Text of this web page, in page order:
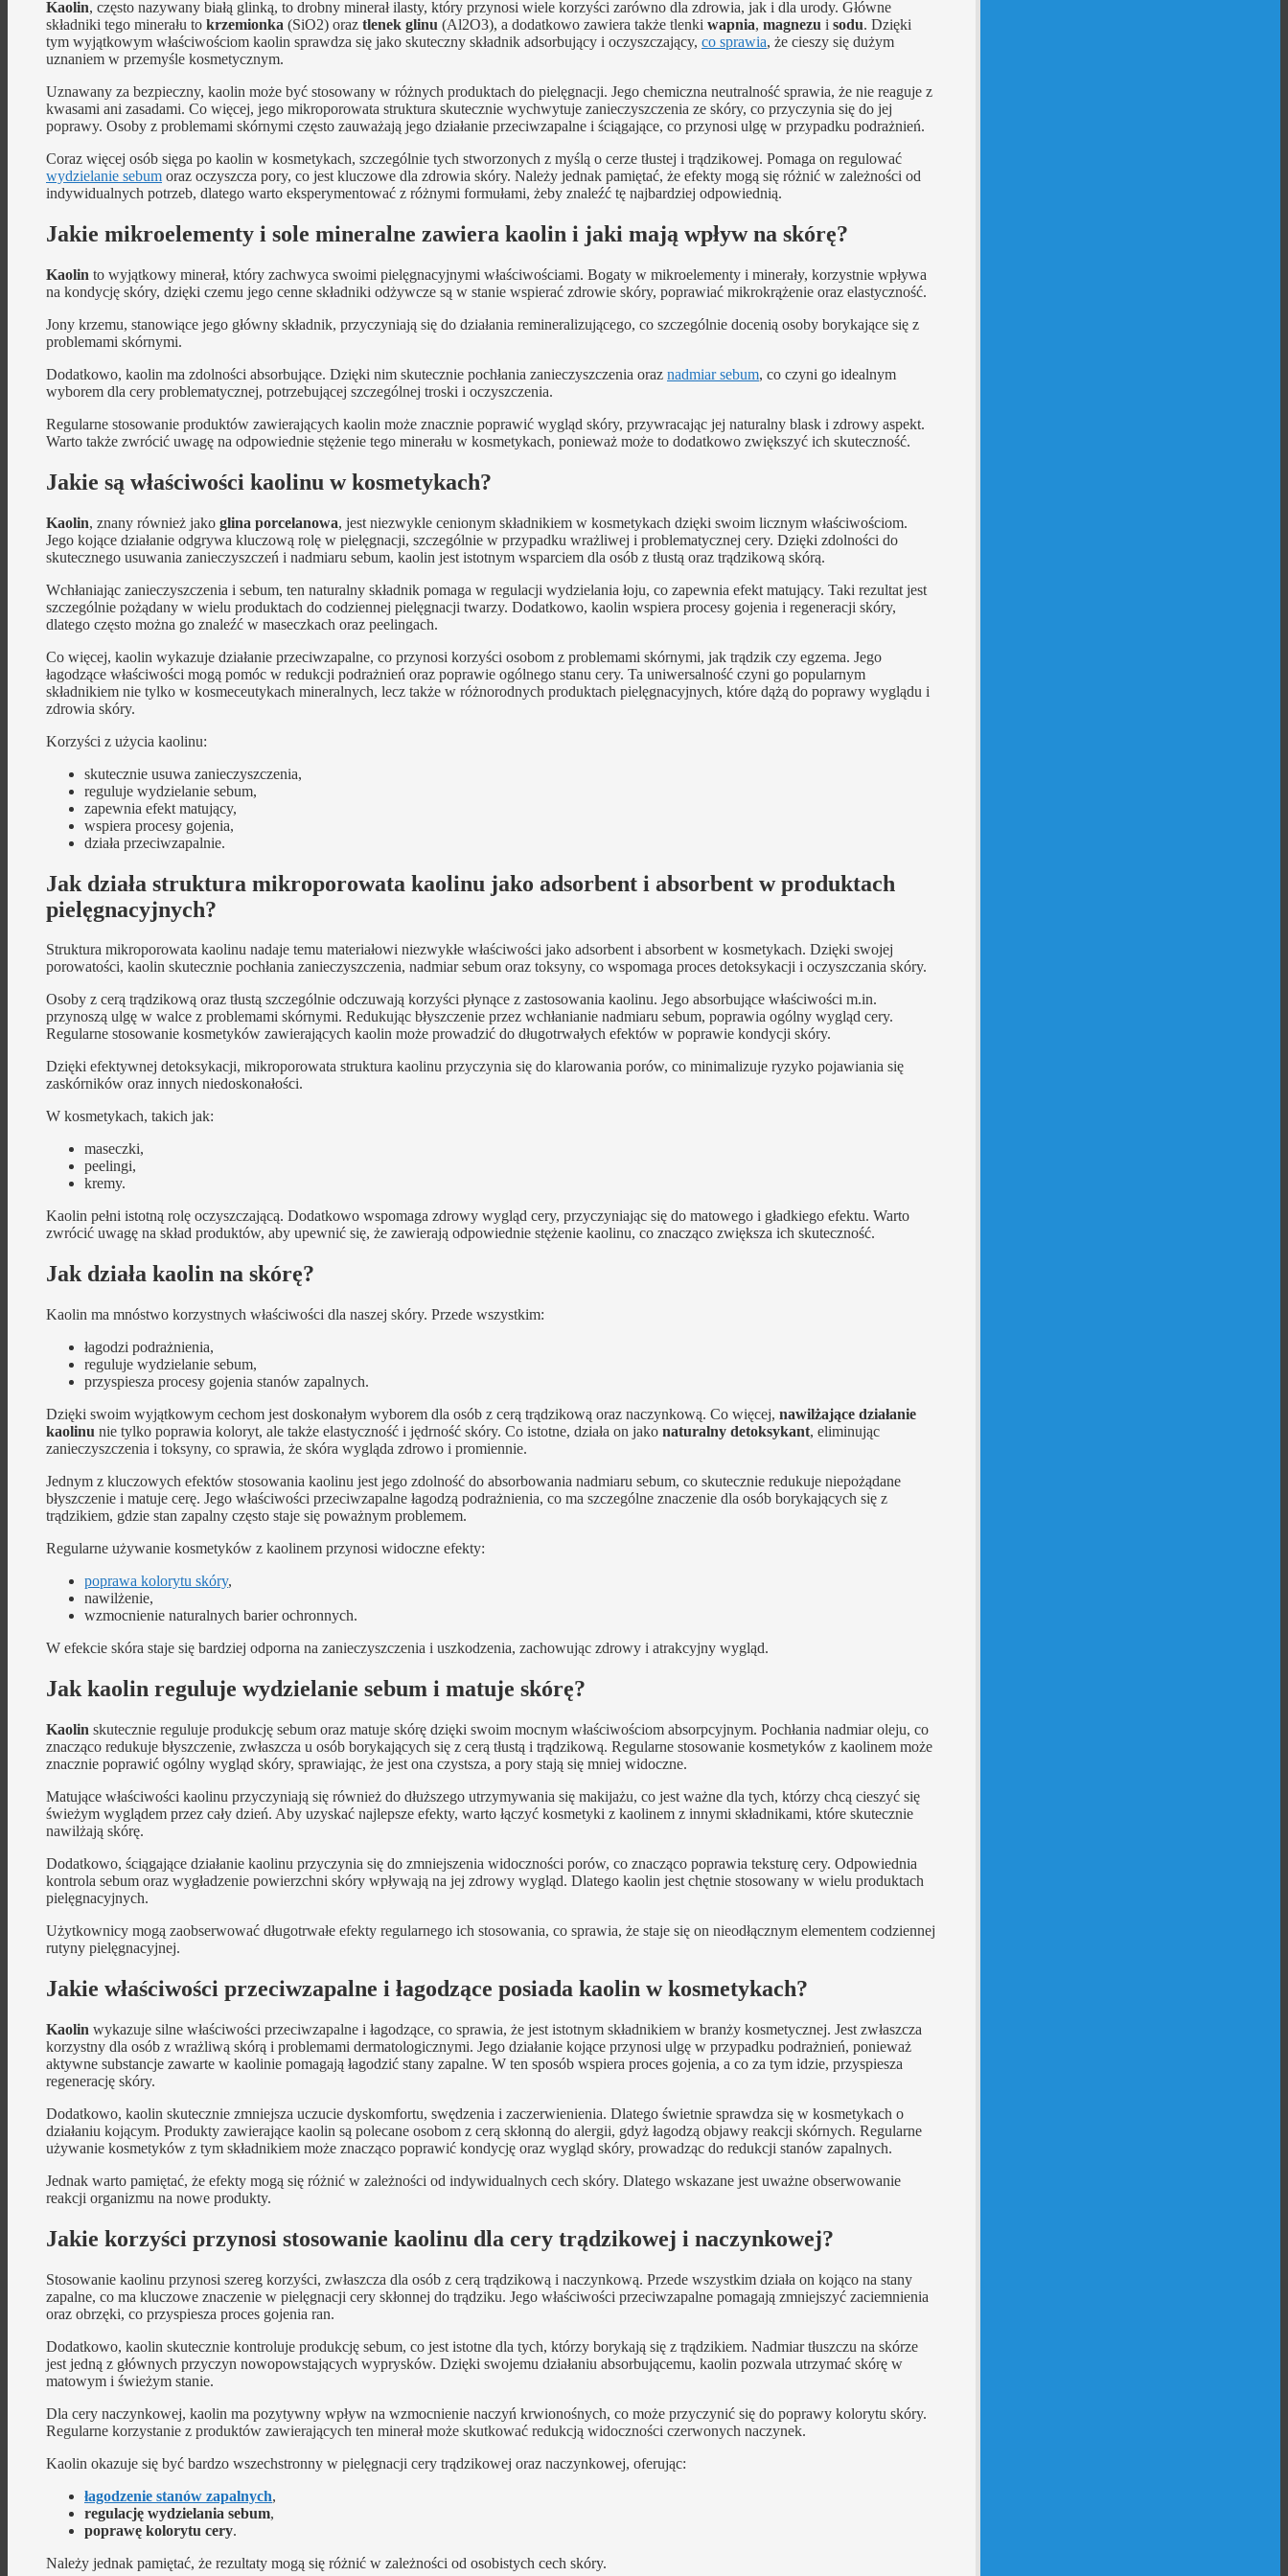
Kaolin, często nazywany białą glinką, to drobny minerał ilasty, który przynosi wiele korzyści zarówno dla zdrowia, jak i dla urody. Główne
składniki tego minerału to krzemionka (SiO2) oraz tlenek glinu (Al2O3), a dodatkowo zawiera także tlenki wapnia, magnezu i sodu. Dzięki
tym wyjątkowym właściwościom kaolin sprawdza się jako skuteczny składnik adsorbujący i oczyszczający, co sprawia, że cieszy się dużym
uznaniem w przemyśle kosmetycznym.
Uznawany za bezpieczny, kaolin może być stosowany w różnych produktach do pielęgnacji. Jego chemiczna neutralność sprawia, że nie reaguje z
kwasami ani zasadami. Co więcej, jego mikroporowata struktura skutecznie wychwytuje zanieczyszczenia ze skóry, co przyczynia się do jej
poprawy. Osoby z problemami skórnymi często zauważają jego działanie przeciwzapalne i ściągające, co przynosi ulgę w przypadku podrażnień.
Coraz więcej osób sięga po kaolin w kosmetykach, szczególnie tych stworzonych z myślą o cerze tłustej i trądzikowej. Pomaga on regulować
wydzielanie sebum oraz oczyszcza pory, co jest kluczowe dla zdrowia skóry. Należy jednak pamiętać, że efekty mogą się różnić w zależności od
indywidualnych potrzeb, dlatego warto eksperymentować z różnymi formułami, żeby znaleźć tę najbardziej odpowiednią.
Jakie mikroelementy i sole mineralne zawiera kaolin i jaki mają wpływ na skórę?
Kaolin to wyjątkowy minerał, który zachwyca swoimi pielęgnacyjnymi właściwościami. Bogaty w mikroelementy i minerały, korzystnie wpływa
na kondycję skóry, dzięki czemu jego cenne składniki odżywcze są w stanie wspierać zdrowie skóry, poprawiać mikrokrążenie oraz elastyczność.
Jony krzemu, stanowiące jego główny składnik, przyczyniają się do działania remineralizującego, co szczególnie docenią osoby borykające się z
problemami skórnymi.
Dodatkowo, kaolin ma zdolności absorbujące. Dzięki nim skutecznie pochłania zanieczyszczenia oraz nadmiar sebum, co czyni go idealnym
wyborem dla cery problematycznej, potrzebującej szczególnej troski i oczyszczenia.
Regularne stosowanie produktów zawierających kaolin może znacznie poprawić wygląd skóry, przywracając jej naturalny blask i zdrowy aspekt.
Warto także zwrócić uwagę na odpowiednie stężenie tego minerału w kosmetykach, ponieważ może to dodatkowo zwiększyć ich skuteczność.
Jakie są właściwości kaolinu w kosmetykach?
Kaolin, znany również jako glina porcelanowa, jest niezwykle cenionym składnikiem w kosmetykach dzięki swoim licznym właściwościom.
Jego kojące działanie odgrywa kluczową rolę w pielęgnacji, szczególnie w przypadku wrażliwej i problematycznej cery. Dzięki zdolności do
skutecznego usuwania zanieczyszczeń i nadmiaru sebum, kaolin jest istotnym wsparciem dla osób z tłustą oraz trądzikową skórą.
Wchłaniając zanieczyszczenia i sebum, ten naturalny składnik pomaga w regulacji wydzielania łoju, co zapewnia efekt matujący. Taki rezultat jest
szczególnie pożądany w wielu produktach do codziennej pielęgnacji twarzy. Dodatkowo, kaolin wspiera procesy gojenia i regeneracji skóry,
dlatego często można go znaleźć w maseczkach oraz peelingach.
Co więcej, kaolin wykazuje działanie przeciwzapalne, co przynosi korzyści osobom z problemami skórnymi, jak trądzik czy egzema. Jego
łagodzące właściwości mogą pomóc w redukcji podrażnień oraz poprawie ogólnego stanu cery. Ta uniwersalność czyni go popularnym
składnikiem nie tylko w kosmeceutykach mineralnych, lecz także w różnorodnych produktach pielęgnacyjnych, które dążą do poprawy wyglądu i
zdrowia skóry.
Korzyści z użycia kaolinu:
skutecznie usuwa zanieczyszczenia,
reguluje wydzielanie sebum,
zapewnia efekt matujący,
wspiera procesy gojenia,
działa przeciwzapalnie.
Jak działa struktura mikroporowata kaolinu jako adsorbent i absorbent w produktach
pielęgnacyjnych?
Struktura mikroporowata kaolinu nadaje temu materiałowi niezwykłe właściwości jako adsorbent i absorbent w kosmetykach. Dzięki swojej
porowatości, kaolin skutecznie pochłania zanieczyszczenia, nadmiar sebum oraz toksyny, co wspomaga proces detoksykacji i oczyszczania skóry.
Osoby z cerą trądzikową oraz tłustą szczególnie odczuwają korzyści płynące z zastosowania kaolinu. Jego absorbujące właściwości m.in.
przynoszą ulgę w walce z problemami skórnymi. Redukując błyszczenie przez wchłanianie nadmiaru sebum, poprawia ogólny wygląd cery.
Regularne stosowanie kosmetyków zawierających kaolin może prowadzić do długotrwałych efektów w poprawie kondycji skóry.
Dzięki efektywnej detoksykacji, mikroporowata struktura kaolinu przyczynia się do klarowania porów, co minimalizuje ryzyko pojawiania się
zaskórników oraz innych niedoskonałości.
W kosmetykach, takich jak:
maseczki,
peelingi,
kremy.
Kaolin pełni istotną rolę oczyszczającą. Dodatkowo wspomaga zdrowy wygląd cery, przyczyniając się do matowego i gładkiego efektu. Warto
zwrócić uwagę na skład produktów, aby upewnić się, że zawierają odpowiednie stężenie kaolinu, co znacząco zwiększa ich skuteczność.
Jak działa kaolin na skórę?
Kaolin ma mnóstwo korzystnych właściwości dla naszej skóry. Przede wszystkim:
łagodzi podrażnienia,
reguluje wydzielanie sebum,
przyspiesza procesy gojenia stanów zapalnych.
Dzięki swoim wyjątkowym cechom jest doskonałym wyborem dla osób z cerą trądzikową oraz naczynkową. Co więcej, nawilżające działanie
kaolinu nie tylko poprawia koloryt, ale także elastyczność i jędrność skóry. Co istotne, działa on jako naturalny detoksykant, eliminując
zanieczyszczenia i toksyny, co sprawia, że skóra wygląda zdrowo i promiennie.
Jednym z kluczowych efektów stosowania kaolinu jest jego zdolność do absorbowania nadmiaru sebum, co skutecznie redukuje niepożądane
błyszczenie i matuje cerę. Jego właściwości przeciwzapalne łagodzą podrażnienia, co ma szczególne znaczenie dla osób borykających się z
trądzikiem, gdzie stan zapalny często staje się poważnym problemem.
Regularne używanie kosmetyków z kaolinem przynosi widoczne efekty:
poprawa kolorytu skóry,
nawilżenie,
wzmocnienie naturalnych barier ochronnych.
W efekcie skóra staje się bardziej odporna na zanieczyszczenia i uszkodzenia, zachowując zdrowy i atrakcyjny wygląd.
Jak kaolin reguluje wydzielanie sebum i matuje skórę?
Kaolin skutecznie reguluje produkcję sebum oraz matuje skórę dzięki swoim mocnym właściwościom absorpcyjnym. Pochłania nadmiar oleju, co
znacząco redukuje błyszczenie, zwłaszcza u osób borykających się z cerą tłustą i trądzikową. Regularne stosowanie kosmetyków z kaolinem może
znacznie poprawić ogólny wygląd skóry, sprawiając, że jest ona czystsza, a pory stają się mniej widoczne.
Matujące właściwości kaolinu przyczyniają się również do dłuższego utrzymywania się makijażu, co jest ważne dla tych, którzy chcą cieszyć się
świeżym wyglądem przez cały dzień. Aby uzyskać najlepsze efekty, warto łączyć kosmetyki z kaolinem z innymi składnikami, które skutecznie
nawilżają skórę.
Dodatkowo, ściągające działanie kaolinu przyczynia się do zmniejszenia widoczności porów, co znacząco poprawia teksturę cery. Odpowiednia
kontrola sebum oraz wygładzenie powierzchni skóry wpływają na jej zdrowy wygląd. Dlatego kaolin jest chętnie stosowany w wielu produktach
pielęgnacyjnych.
Użytkownicy mogą zaobserwować długotrwałe efekty regularnego ich stosowania, co sprawia, że staje się on nieodłącznym elementem codziennej
rutyny pielęgnacyjnej.
Jakie właściwości przeciwzapalne i łagodzące posiada kaolin w kosmetykach?
Kaolin wykazuje silne właściwości przeciwzapalne i łagodzące, co sprawia, że jest istotnym składnikiem w branży kosmetycznej. Jest zwłaszcza
korzystny dla osób z wrażliwą skórą i problemami dermatologicznymi. Jego działanie kojące przynosi ulgę w przypadku podrażnień, ponieważ
aktywne substancje zawarte w kaolinie pomagają łagodzić stany zapalne. W ten sposób wspiera proces gojenia, a co za tym idzie, przyspiesza
regenerację skóry.
Dodatkowo, kaolin skutecznie zmniejsza uczucie dyskomfortu, swędzenia i zaczerwienienia. Dlatego świetnie sprawdza się w kosmetykach o
działaniu kojącym. Produkty zawierające kaolin są polecane osobom z cerą skłonną do alergii, gdyż łagodzą objawy reakcji skórnych. Regularne
używanie kosmetyków z tym składnikiem może znacząco poprawić kondycję oraz wygląd skóry, prowadząc do redukcji stanów zapalnych.
Jednak warto pamiętać, że efekty mogą się różnić w zależności od indywidualnych cech skóry. Dlatego wskazane jest uważne obserwowanie
reakcji organizmu na nowe produkty.
Jakie korzyści przynosi stosowanie kaolinu dla cery trądzikowej i naczynkowej?
Stosowanie kaolinu przynosi szereg korzyści, zwłaszcza dla osób z cerą trądzikową i naczynkową. Przede wszystkim działa on kojąco na stany
zapalne, co ma kluczowe znaczenie w pielęgnacji cery skłonnej do trądziku. Jego właściwości przeciwzapalne pomagają zmniejszyć zaciemnienia
oraz obrzęki, co przyspiesza proces gojenia ran.
Dodatkowo, kaolin skutecznie kontroluje produkcję sebum, co jest istotne dla tych, którzy borykają się z trądzikiem. Nadmiar tłuszczu na skórze
jest jedną z głównych przyczyn nowopowstających wyprysków. Dzięki swojemu działaniu absorbującemu, kaolin pozwala utrzymać skórę w
matowym i świeżym stanie.
Dla cery naczynkowej, kaolin ma pozytywny wpływ na wzmocnienie naczyń krwionośnych, co może przyczynić się do poprawy kolorytu skóry.
Regularne korzystanie z produktów zawierających ten minerał może skutkować redukcją widoczności czerwonych naczynek.
Kaolin okazuje się być bardzo wszechstronny w pielęgnacji cery trądzikowej oraz naczynkowej, oferując:
łagodzenie stanów zapalnych,
regulację wydzielania sebum,
poprawę kolorytu cery.
Należy jednak pamiętać, że rezultaty mogą się różnić w zależności od osobistych cech skóry.